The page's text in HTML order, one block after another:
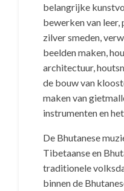
belangrijke
bewerken van leer,
zilver smeden,
beelden maken,
architectuur,
de bouw van
maken van
instrumenten en
De Bhutanese
Tibetaanse en
traditionele
binnen de